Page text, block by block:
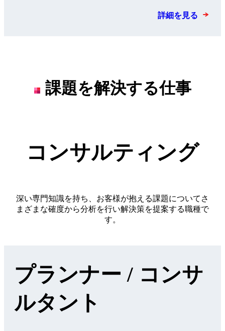
詳細を見る
課題を解決する仕事
コンサルティング
深い専門知識を持ち、お客様が抱える課題についてさ
まざまな確度から分析を行い解決策を提案する職種で
す。
プランナー / コンサ
ルタント